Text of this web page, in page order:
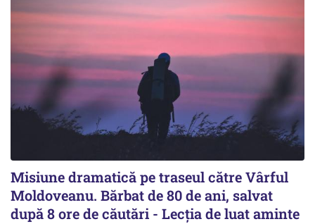
Misiune dramatică pe traseul către Vârful
Moldoveanu. Bărbat de 80 de ani, salvat
după 8 ore de căutări - Lecția de luat aminte